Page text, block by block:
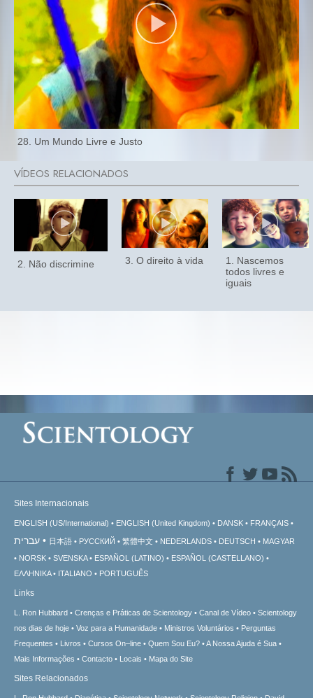
28. Um Mundo Livre e Justo
2. Não discrimine 3. O direito à vida
1. Nascemos
todos livres e
iguais
Sites Internacionais
ENGLISH (US/International) ENGLISH (United Kingdom) DANSK FRANÇAIS
עברית 日本語 РУССКИЙ 繁體中文 NEDERLANDS DEUTSCH
MAGYAR
NORSK
SVENSKA ESPAÑOL (LATINO)
ESPAÑOL (CASTELLANO)
ΕΛΛΗΝΙΚA
ITALIANO PORTUGUÊS
Links
L. Ron Hubbard Crenças e Práticas de Scientology Canal de Vídeo
Scientology
nos dias de hoje
Voz para a Humanidade Ministros Voluntários
Perguntas
Frequentes
Livros Cursos On–line Quem Sou Eu?
A Nossa Ajuda é Sua
Mais Informações
Contacto Locais Mapa do Site
Sites Relacionados